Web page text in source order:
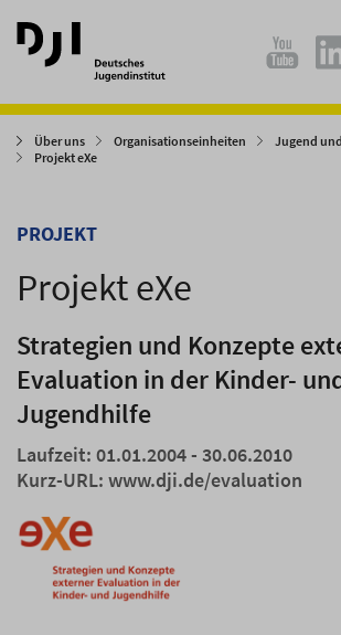
Direkt
zum
Hauptinhalt
Direkt
zum
Hauptmenü
Über uns Organisationseinheiten
Jugend
Projekt eXe
PROJEKT
Projekt eXe
Strategien und Konzepte
Evaluation in der Kinder-
Jugendhilfe
Laufzeit: 01.01.2004 - 30.06.2010
Kurz-URL: www.dji.de/evaluation